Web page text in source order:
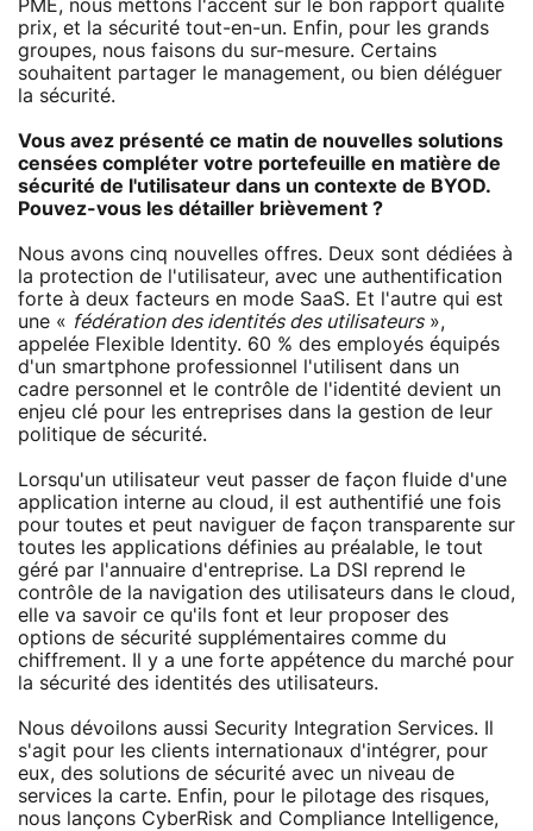
PME, nous mettons l'accent sur le bon rapport qualité
prix, et la sécurité tout-en-un. Enfin, pour les grands
groupes, nous faisons du sur-mesure. Certains
souhaitent partager le management, ou bien déléguer
la sécurité.
Vous avez présenté ce matin de nouvelles solutions
censées compléter votre portefeuille en matière de
sécurité de l'utilisateur dans un contexte de BYOD.
Pouvez-vous les détailler brièvement ?
Nous avons cinq nouvelles offres. Deux sont dédiées à
la protection de l'utilisateur, avec une authentification
forte à deux facteurs en mode SaaS. Et l'autre qui est
une « fédération des identités des utilisateurs»,
appelée Flexible Identity. 60 % des employés équipés
d'un smartphone professionnel l'utilisent dans un
cadre personnel et le contrôle de l'identité devient un
enjeu clé pour les entreprises dans la gestion de leur
politique de sécurité.
Lorsqu'un utilisateur veut passer de façon fluide d'une
application interne au cloud, il est authentifié une fois
pour toutes et peut naviguer de façon transparente sur
toutes les applications définies au préalable, le tout
géré par l'annuaire d'entreprise. La DSI reprend le
contrôle de la navigation des utilisateurs dans le cloud,
elle va savoir ce qu'ils font et leur proposer des
options de sécurité supplémentaires comme du
chiffrement. Il y a une forte appétence du marché pour
la sécurité des identités des utilisateurs.
Nous dévoilons aussi Security Integration Services. Il
s'agit pour les clients internationaux d'intégrer, pour
eux, des solutions de sécurité avec un niveau de
services la carte. Enfin, pour le pilotage des risques,
nous lançons CyberRisk and Compliance Intelligence,